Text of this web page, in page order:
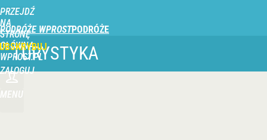
PRZEJDŹ
NA
STRONĘ
GŁÓWNĄ
WPROST.PL
PODRÓŻE WPROST
ZALOGUJ
MENU
TURYSTYKA